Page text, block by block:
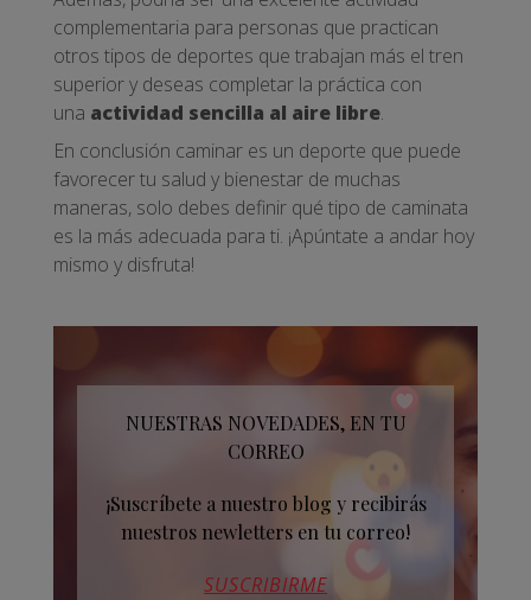
complementaria para personas que practican
otros tipos de deportes que trabajan más el tren
superior y deseas completar la práctica con
una actividad sencilla al aire libre.
En conclusión caminar es un deporte que puede
favorecer tu salud y bienestar de muchas
maneras, solo debes definir qué tipo de caminata
es la más adecuada para ti. ¡Apúntate a andar hoy
mismo y disfruta!
NUESTRAS NOVEDADES, EN TU
CORREO
¡Suscríbete a nuestro blog y recibirás
nuestros newletters en tu correo!
SUSCRIBIRME